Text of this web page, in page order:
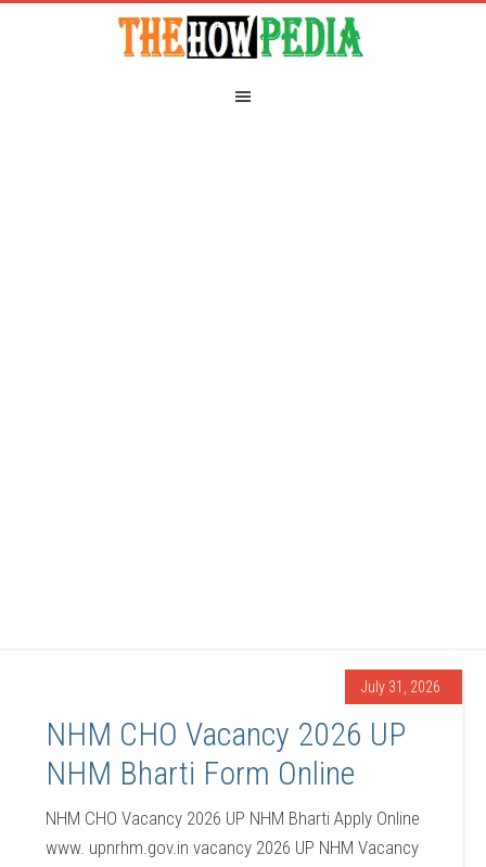
July 31, 2026
NHM CHO Vacancy 2026 UP
NHM Bharti Form Online
NHM CHO Vacancy 2026 UP NHM Bharti Apply Online
www. upnrhm.gov.in vacancy 2026 UP NHM Vacancy